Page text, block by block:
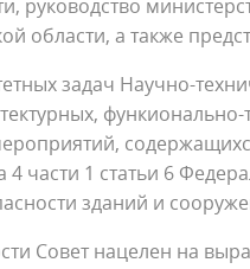
руководство
области, а также
задач Научно-
4 части 1 статьи 6
зданий и
Совет нацелен на